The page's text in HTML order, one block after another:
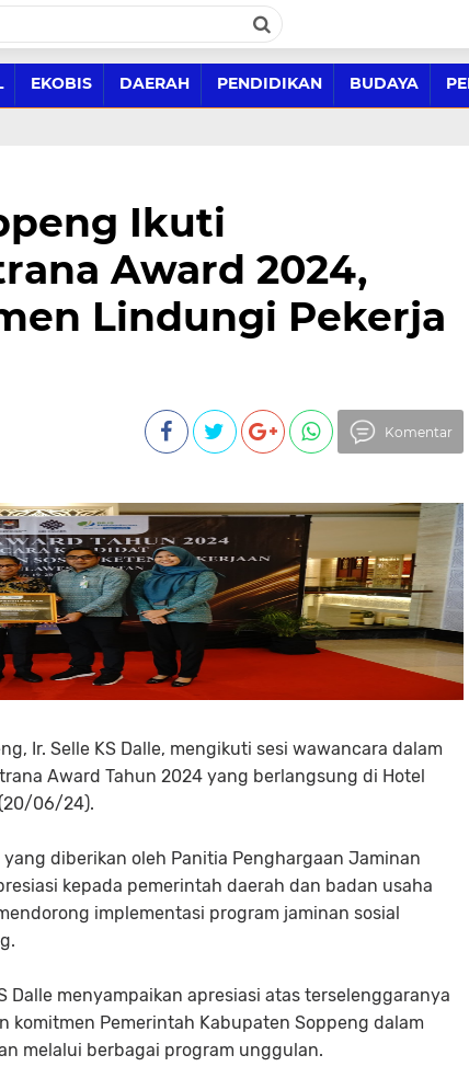
EKOBIS DAERAH PENDIDIKAN BUDAYA
Ikuti
Award 2024,
Lindungi Pekerja
Komentar
Ir. Selle KS Dalle, mengikuti sesi wawancara dalam
Award Tahun 2024 yang berlangsung di Hotel
06/24).
diberikan oleh Panitia Penghargaan Jaminan
kepada pemerintah daerah dan badan usaha
implementasi program jaminan sosial
Dalle menyampaikan apresiasi atas terselenggaranya
komitmen Pemerintah Kabupaten Soppeng dalam
melalui berbagai program unggulan.